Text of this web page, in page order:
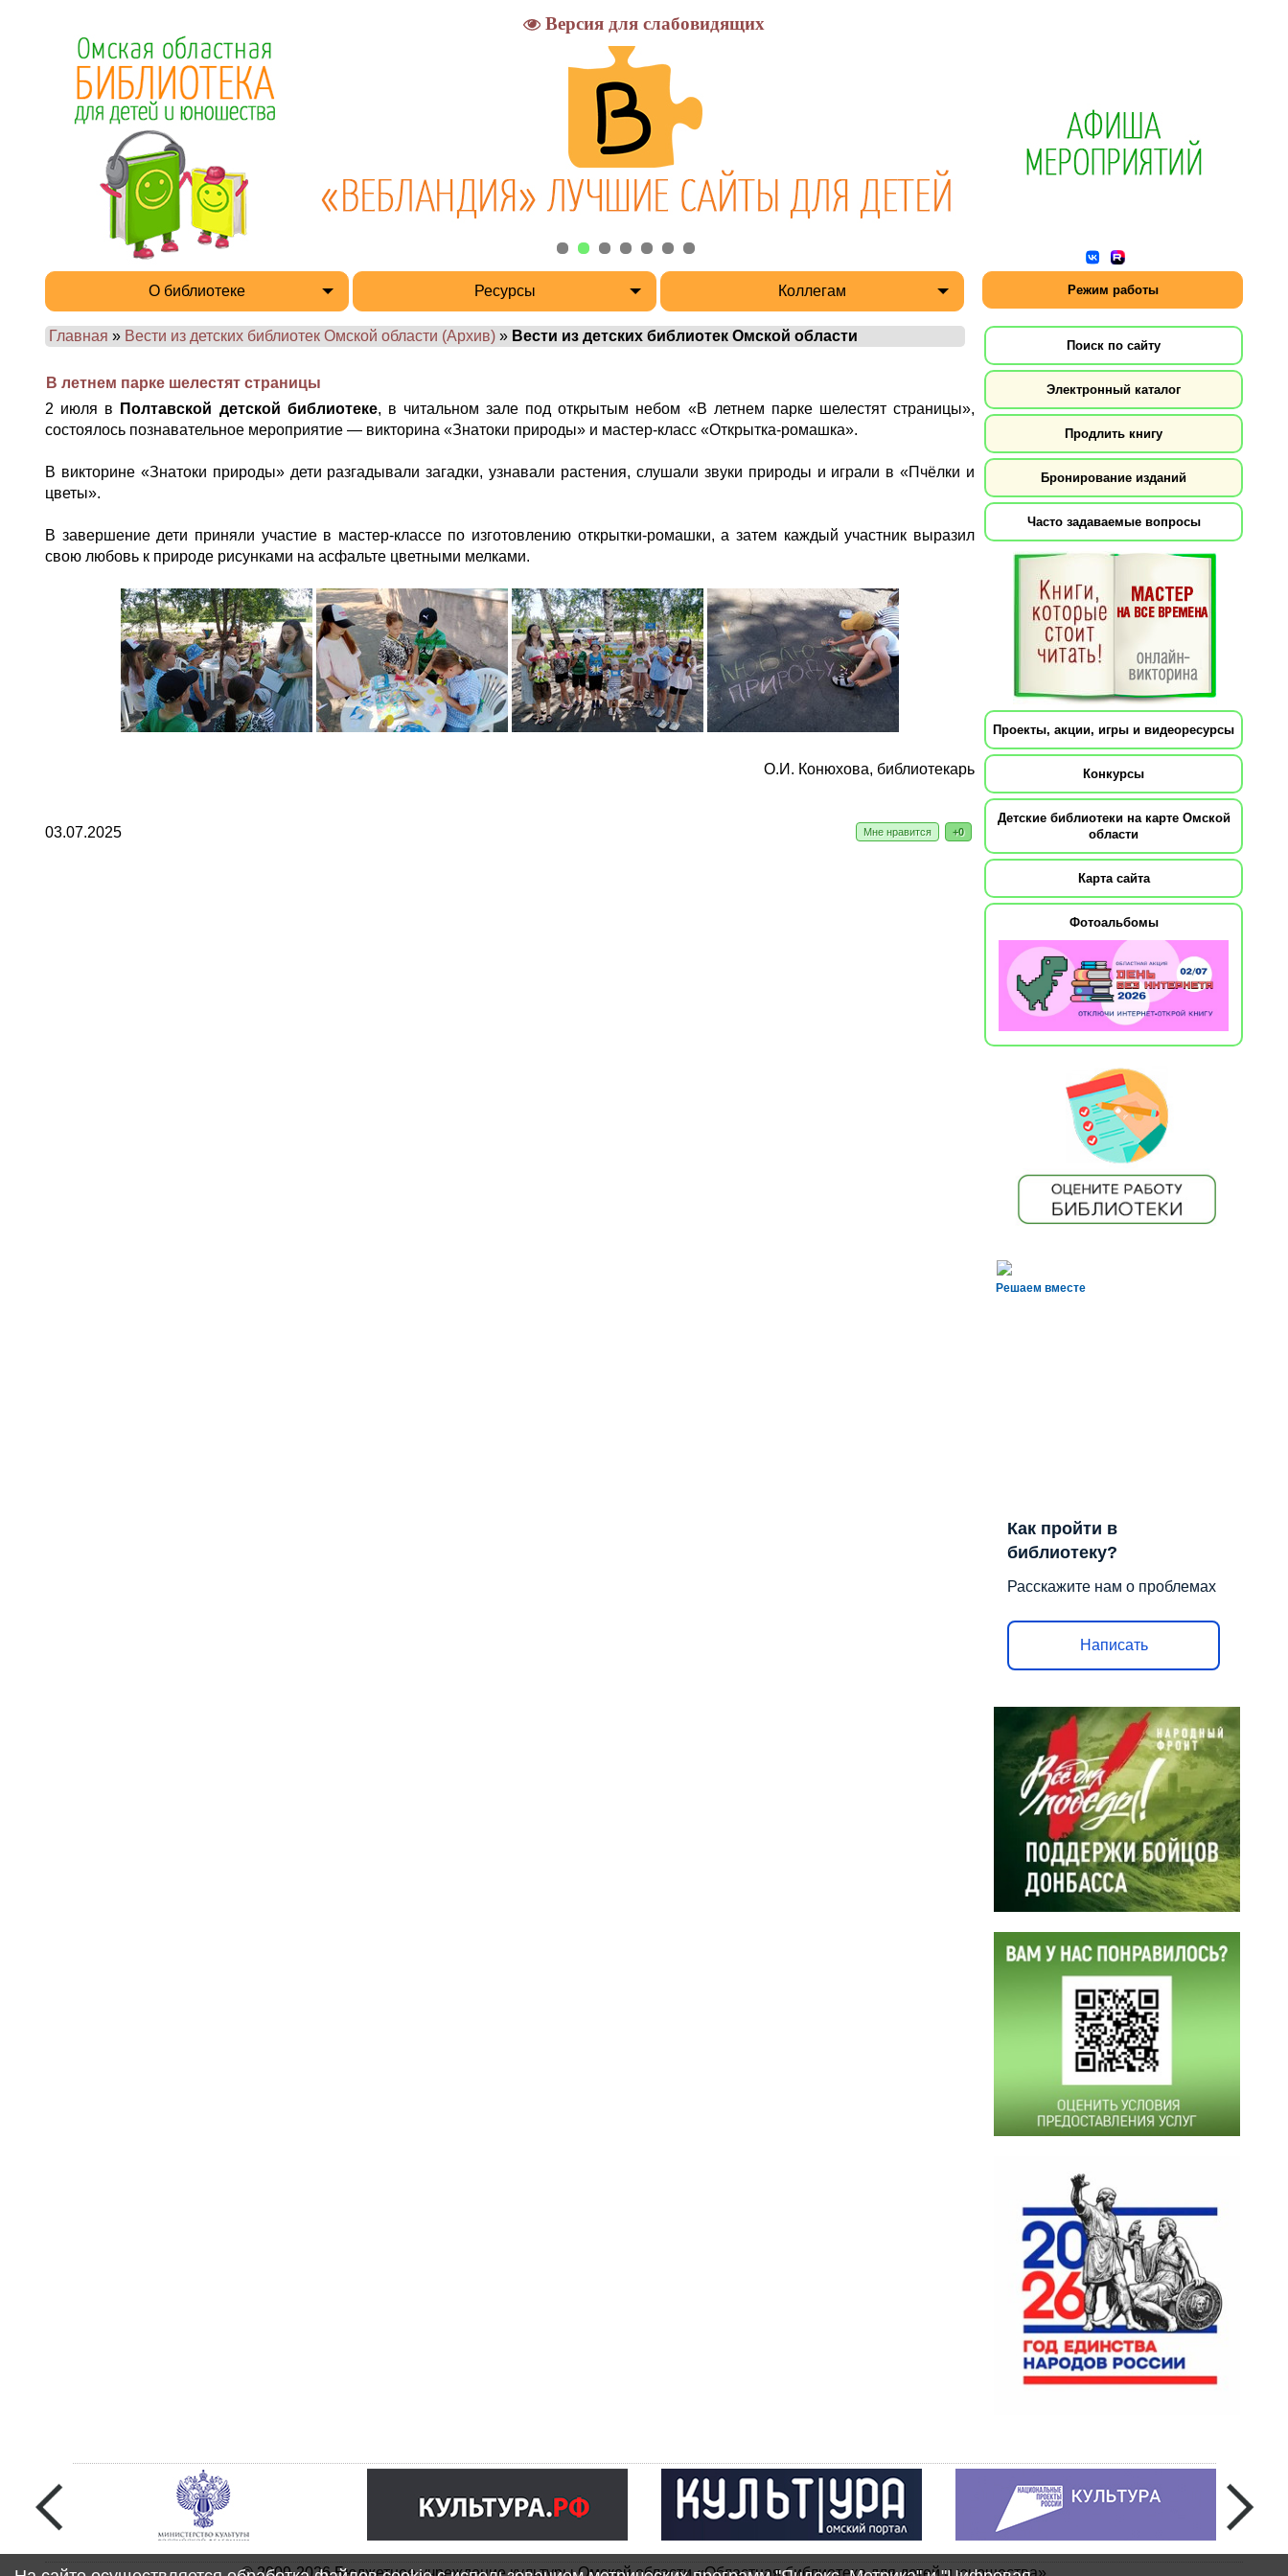
Версия для слабовидящих
О библиотеке Ресурсы Коллегам Режим работы
Главная » Вести из детских библиотек Омской области (Архив) » Вести из детских библиотек Омской области
В летнем парке шелестят страницы
2 июля в Полтавской детской библиотеке, в читальном зале под открытым небом «В летнем парке шелестят страницы»,
состоялось познавательное мероприятие — викторина «Знатоки природы» и мастер-класс «Открытка-ромашка».
В викторине «Знатоки природы» дети разгадывали загадки, узнавали растения, слушали звуки природы и играли в «Пчёлки и
цветы».
В завершение дети приняли участие в мастер-классе по изготовлению открытки-ромашки, а затем каждый участник выразил
свою любовь к природе рисунками на асфальте цветными мелками.
О.И. Конюхова, библиотекарь
03.07.2025 Мне нравится +0
Поиск по сайту
Электронный каталог
Продлить книгу
Бронирование изданий
Часто задаваемые вопросы
Проекты, акции, игры и видеоресурсы
Конкурсы
Детские библиотеки на карте Омской
области
Карта сайта
Фотоальбомы
Решаем вместе
Как пройти в
библиотеку?
Расскажите нам о проблемах
Написать